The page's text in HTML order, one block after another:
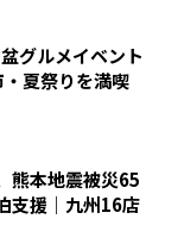
グルメイベント
夏祭りを満喫
熊本地震被災65
支援｜九州16店